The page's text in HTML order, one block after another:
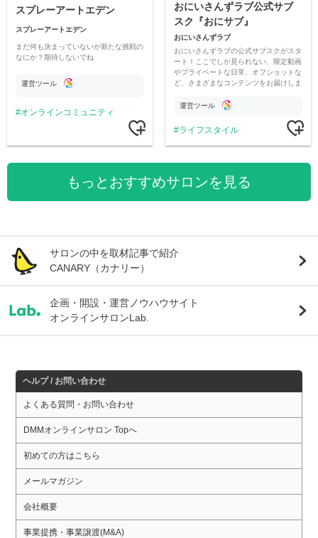
スプレーアートエデン
スプレーアートエデン
まだ何も決まっていないが新たな挑戦の
なにか？期待しないでね
運営ツール
オンラインコミュニティ
おにいさんずラブ公式サブ
スク『おにサブ』
おにいさんずラブ
おにいさんずラブの公式サブスクがスタ
ート！ここでしか見られない、限定動画
やプライベートな日常、オフショットな
ど、さまざまなコンテンツをお届けしま
運営ツール
ライフスタイル
もっとおすすめサロンを見る
サロンの中を取材記事で紹介
CANARY（カナリー）
企画・開設・運営ノウハウサイト
オンラインサロンLab.
ヘルプ / お問い合わせ
よくある質問・お問い合わせ
DMMオンラインサロン Topへ
初めての方はこちら
メールマガジン
会社概要
事業提携・事業譲渡(M&A)